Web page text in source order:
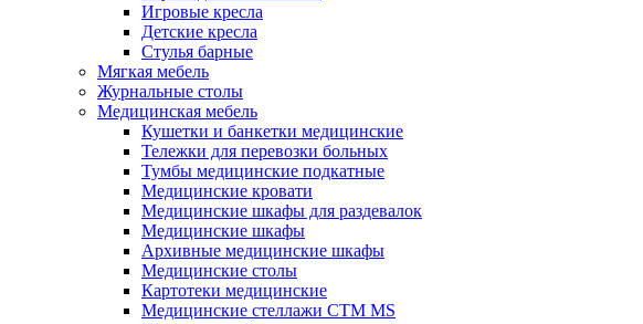
Игровые кресла
Детские кресла
Стулья барные
Мягкая мебель
Журнальные столы
Медицинская мебель
Кушетки и банкетки медицинские
Тележки для перевозки больных
Тумбы медицинские подкатные
Медицинские кровати
Медицинские шкафы для раздевалок
Медицинские шкафы
Архивные медицинские шкафы
Медицинские столы
Картотеки медицинские
Медицинские стеллажи CTM MS